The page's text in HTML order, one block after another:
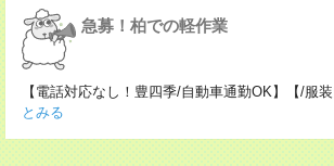
急募！柏での軽作業
【電話対応なし！豊四季/自動車通勤OK】【/服
とみる